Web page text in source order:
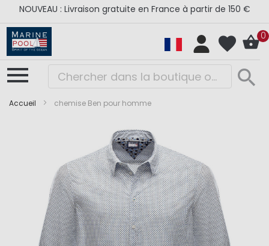
NOUVEAU : Livraison gratuite en France à partir de 150 €
0
Accueil chemise Ben pour homme
images
beginning
images